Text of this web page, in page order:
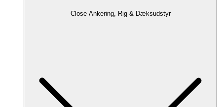
Close Ankering, Rig & Dæksudstyr